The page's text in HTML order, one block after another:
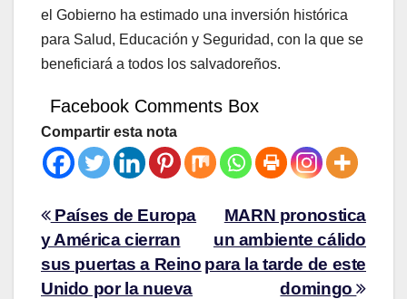
el Gobierno ha estimado una inversión histórica
para Salud, Educación y Seguridad, con la que se
beneficiará a todos los salvadoreños.
Facebook Comments Box
Compartir esta nota
MARN pronostica
un ambiente cálido
para la tarde de este
domingo
Países de Europa
y América cierran
sus puertas a Reino
Unido por la nueva